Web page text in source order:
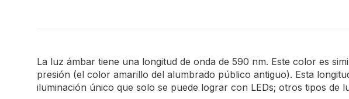
La luz ámbar tiene una longitud de onda de 590 nm. Este color es
presión (el color amarillo del alumbrado público antiguo). Esta
iluminación único que solo se puede lograr con LEDs; otros tipos de